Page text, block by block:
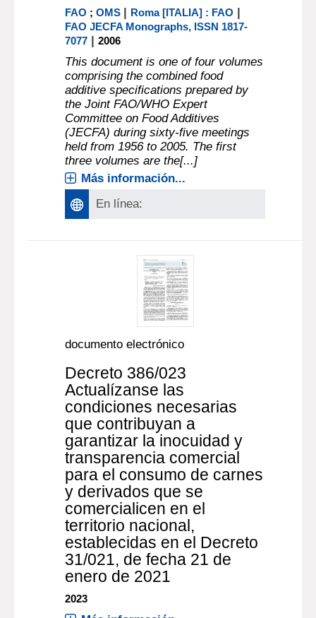
FAO ;OMS | Roma [ITALIA] : FAO |
FAO JECFA Monographs, ISSN 1817-
7077 |2006
This document is one of four volumes
comprising the combined food
additive specifications prepared by
the Joint FAO/WHO Expert
Committee on Food Additives
(JECFA) during sixty-five meetings
held from 1956 to 2005. The first
three volumes are the[...]
Más información...
En línea:
documento electrónico
Decreto 386/023
Actualízanse las
condiciones necesarias
que contribuyan a
garantizar la inocuidad y
transparencia comercial
para el consumo de carnes
y derivados que se
comercialicen en el
territorio nacional,
establecidas en el Decreto
31/021, de fecha 21 de
enero de 2021
2023